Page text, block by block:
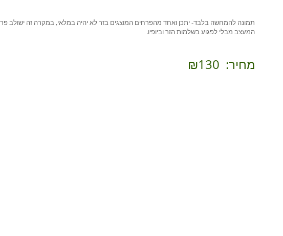
תמונה להמחשה בלבד- יתכן ואחד מהפרחים המוצגים בזר לא יהיה במלאי, במקרה זה ישולב
המעצב מבלי לפגוע בשלמות הזר וביופיו.
מחיר: ₪130